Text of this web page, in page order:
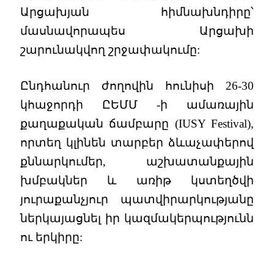
Արցախյան հիմնախնդիրը՝
մասնավորապես Արցախի
շարունակվող շրջափակումը:
Ընդհանուր ժողովին հունիսի 26-30
կհաջորդի ԸԵՄՄ -ի ամառային
քաղաքական ճամբարը (IUSY Festival),
որտեղ կլինեն տարբեր ձևաչափերով
քննարկումեր, աշխատանքային
խմբակներ և առիթ կստեղծվի
յուրաքանչյուր պատվիրարկությանը
ներկայացնել իր կազմակերպությունն
ու երկիրը: